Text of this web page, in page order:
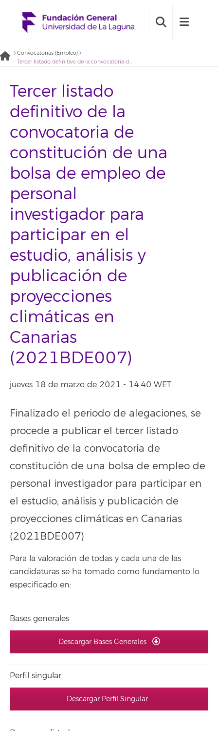
Convocatorias (Empleo)
Tercer listado definitivo de la convocatoria de constitución de una bolsa de empleo de personal investigador para participar en el estudio, análisis y publicación de proyecciones climáticas en Canarias (2021BDE007)
Tercer listado
definitivo de la
convocatoria de
constitución de una
bolsa de empleo de
personal
investigador para
participar en el
estudio, análisis y
publicación de
proyecciones
climáticas en
Canarias
(2021BDE007)
jueves 18 de marzo de 2021 - 14:40 WET
Finalizado el periodo de alegaciones, se
procede a publicar el tercer listado
definitivo de la convocatoria de
constitución de una bolsa de empleo de
personal investigador para participar en
el estudio, análisis y publicación de
proyecciones climáticas en Canarias
(2021BDE007)
Para la valoración de todas y cada una de las
candidaturas se ha tomado como fundamento lo
especificado en:
Bases generales
Descargar Bases Generales
Perfil singular
Descargar Perfil Singular